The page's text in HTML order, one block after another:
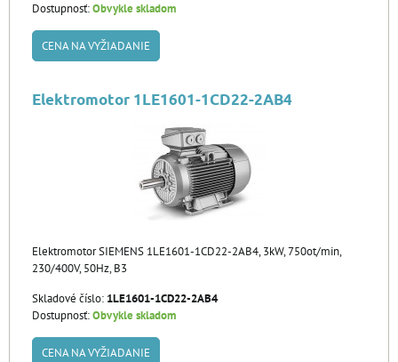
Dostupnosť:Obvykle skladom
CENA NA VYŽIADANIE
Elektromotor 1LE1601-1CD22-2AB4
Elektromotor SIEMENS 1LE1601-1CD22-2AB4, 3kW, 750ot/min,
230/400V, 50Hz, B3
Skladové číslo: 1LE1601-1CD22-2AB4
Dostupnosť:Obvykle skladom
CENA NA VYŽIADANIE